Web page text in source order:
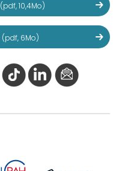
(pdf, 10,4Mo)
(pdf, 6Mo)